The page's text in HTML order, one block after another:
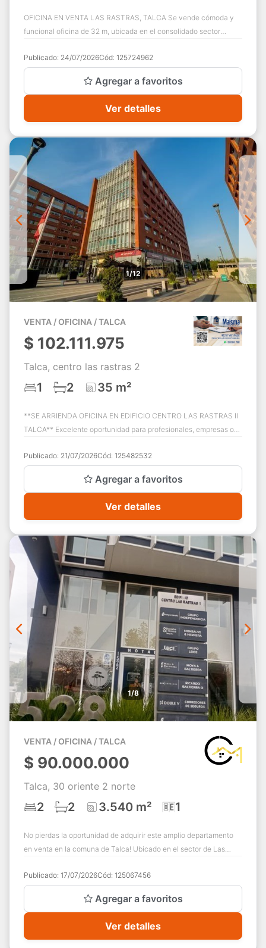
OFICINA EN VENTA LAS RASTRAS, TALCA Se vende cómoda y
funcional oficina de 32 m, ubicada en el consolidado sector
Publicado: 24/07/2026Cód: 125724962
Agregar a favoritos
Ver detalles
1/12
VENTA / OFICINA / TALCA
$ 102.111.975
Talca, centro las rastras 2
1 2 35 m²
**SE ARRIENDA OFICINA EN EDIFICIO CENTRO LAS RASTRAS II
TALCA** Excelente oportunidad para profesionales, empresas o
Publicado: 21/07/2026Cód: 125482532
Agregar a favoritos
Ver detalles
1/8
VENTA / OFICINA / TALCA
$ 90.000.000
Talca, 30 oriente 2 norte
2 2 3.540 m² 1
No pierdas la oportunidad de adquirir este amplio departamento
en venta en la comuna de Talca! Ubicado en el sector de Las
Publicado: 17/07/2026Cód: 125067456
Agregar a favoritos
Ver detalles